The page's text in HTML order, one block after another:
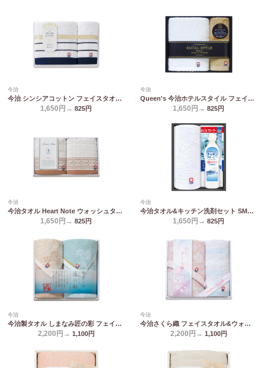
今治
今治 シンシアコットン フェイスタオル&ウォッシュタオル S-12150
1,650円→ 825円
今治
Queen's 今治ホテルスタイル フェイスタオル&ハンドタオル TQS1507711
1,650円→ 825円
今治
今治タオル Heart Note ウォッシュタオル2P HN-0016
1,650円→ 825円
今治
今治タオル&キッチン洗剤セット SMA15
1,650円→ 825円
今治
今治製タオル しまなみ匠の彩 フェイスタオル&ウォッシュタオル IMM-024
2,200円→ 1,100円
今治
今治さくら織 フェイスタオル&ウォッシュタオル MS-201
2,200円→ 1,100円